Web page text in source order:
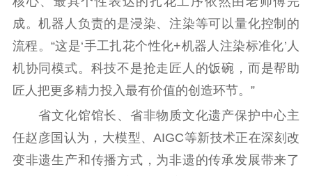
成。机器人负责的是浸染、注染等可以量化控制的
流程。“这是‘手工扎花个性化+机器人注染标准化’人
机协同模式。科技不是抢走匠人的饭碗，而是帮助
匠人把更多精力投入最有价值的创造环节。”
省文化馆馆长、省非物质文化遗产保护中心主
任赵彦国认为，大模型、AIGC等新技术正在深刻改
变非遗生产和传播方式，为非遗的传承发展带来了